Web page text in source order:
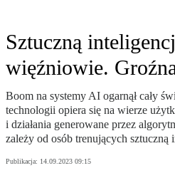
Sztuczną
więźniowie.
Boom na systemy AI ogarnął cały
technologii opiera się na wierze
i działania generowane przez
zależy od osób trenujących sztuczną
Publikacja: 14.09.2023 09:15